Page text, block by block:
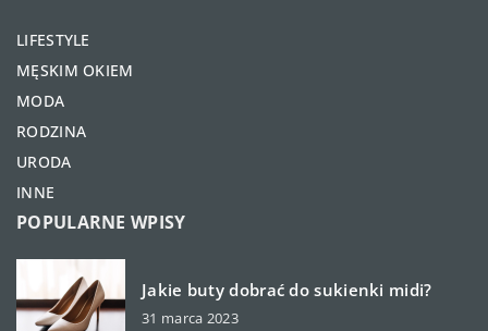
LIFESTYLE
MĘSKIM OKIEM
MODA
RODZINA
URODA
INNE
POPULARNE WPISY
Jakie buty dobrać do sukienki midi?
31 marca 2023